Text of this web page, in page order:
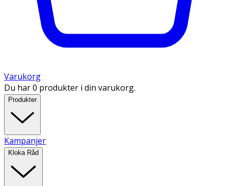
Varukorg
Du har 0 produkter i din varukorg.
Produkter
Kampanjer
Kloka Råd